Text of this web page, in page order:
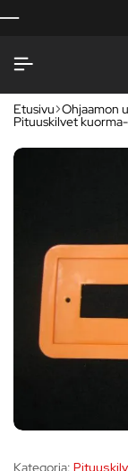
Etusivu Ohjaamon
Pituuskilvet
Kategoria: